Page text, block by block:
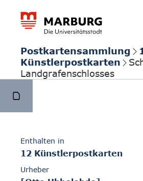
Postkartensammlung
Künstlerpostkarten
Landgrafenschlosses
Enthalten in
12 Künstlerpostkarten
Urheber